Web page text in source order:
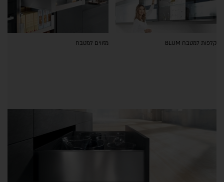
קלפות למטבח BLUM מזווים למטבח